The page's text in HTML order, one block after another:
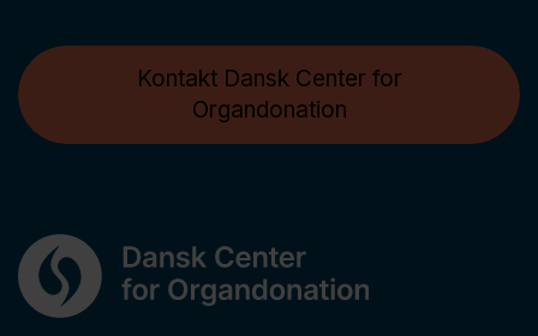
Kontakt Dansk Center for
Organdonation